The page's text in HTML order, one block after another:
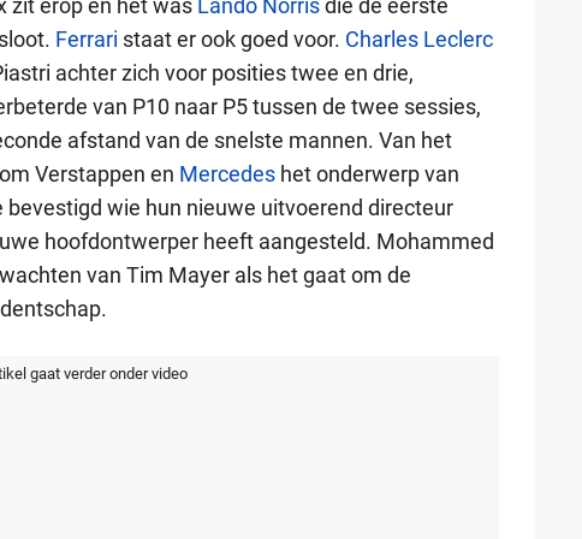
zit erop en het was Lando Norrisdie de eerste
Ferrari staat er ook goed voor. Charles Leclerc
achter zich voor posities twee en drie,
van P10 naar P5 tussen de twee sessies,
afstand van de snelste mannen. Van het
Verstappen en Mercedeshet onderwerp van
wie hun nieuwe uitvoerend directeur
hoofdontwerper heeft aangesteld. Mohammed
van Tim Mayer als het gaat om de
gaat verder onder video